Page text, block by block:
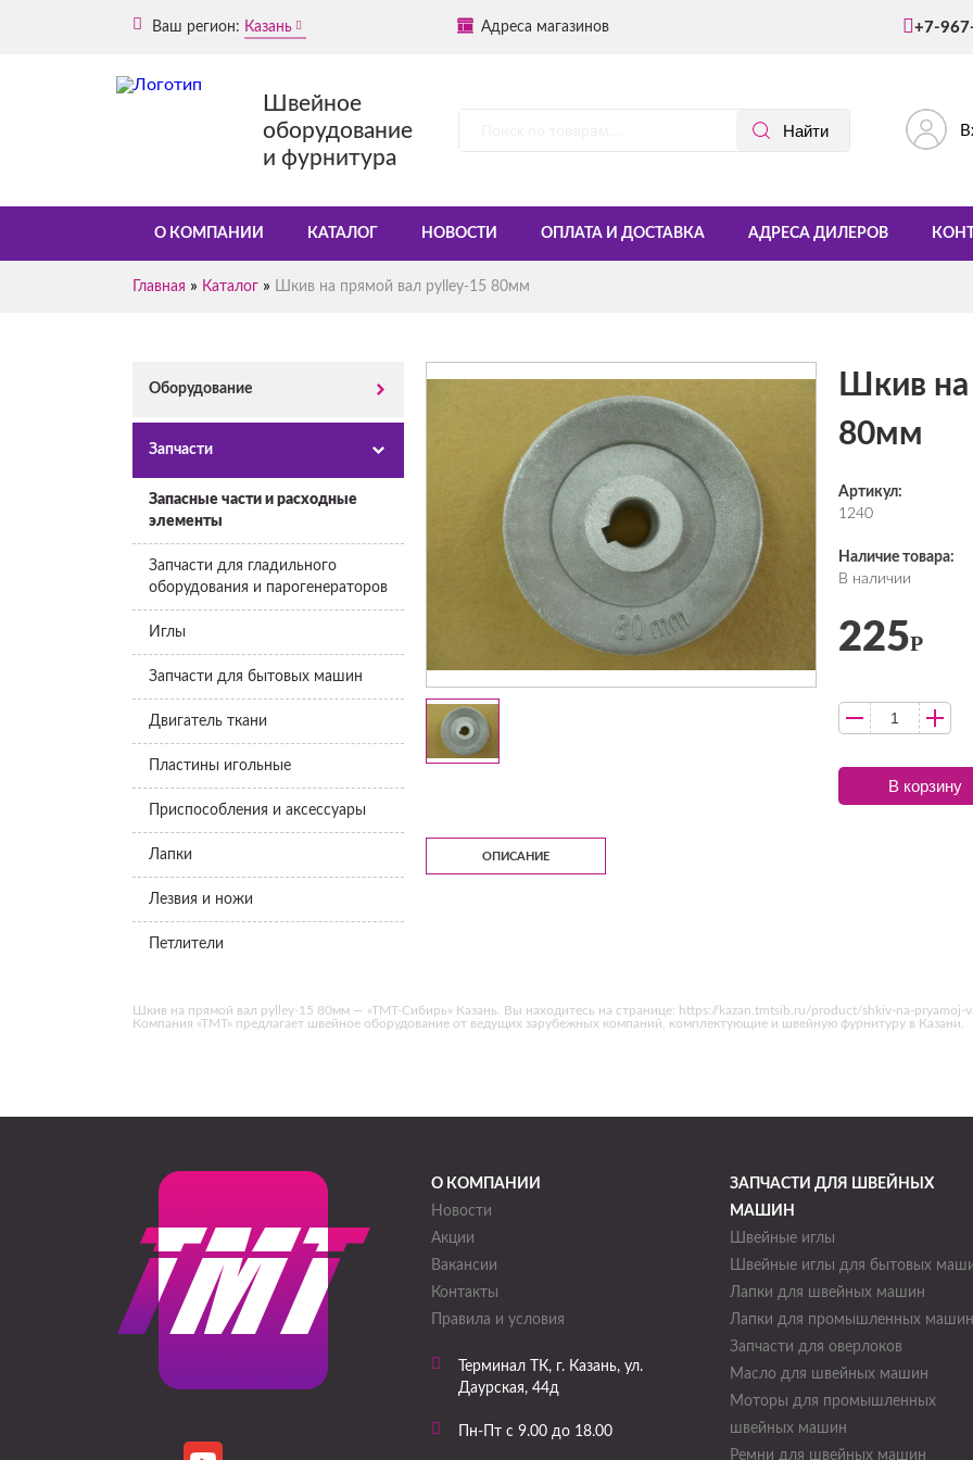
Ваш регион: Казань Адреса магазинов +7-
Швейное
оборудование
и фурнитура
О КОМПАНИИ КАТАЛОГ НОВОСТИ ОПЛАТА И ДОСТАВКА АДРЕСА ДИЛЕРОВ
Главная » Каталог » Шкив на прямой вал pylley-15 80мм
Оборудование
Запчасти
Запасные части и расходные
элементы
Запчасти для гладильного
оборудования и парогенераторов
Иглы
Запчасти для бытовых машин
Двигатель ткани
Пластины игольные
Приспособления и аксессуары
Лапки
Лезвия и ножи
Петлители
Шкив
80мм
Артикул:
1240
Наличие товара:
В наличии
225Р
В корзину
ОПИСАНИЕ
Шкив на прямой вал pylley-15 80мм — «ТМТ-Сибирь» Казань. Вы находитесь на странице: https://kazan.tmtsib.ru/product/shkiv-na-pryamoj-
Компания «ТМТ» предлагает швейное оборудование от ведущих зарубежных компаний, комплектующие и швейную фурнитуру в Казани.
О КОМПАНИИ
Новости
Акции
Вакансии
Контакты
Правила и условия
Терминал ТК, г. Казань, ул.
Даурская, 44д
Пн-Пт с 9.00 до 18.00
ЗАПЧАСТИ ДЛЯ ШВЕЙНЫХ
МАШИН
Швейные иглы
Швейные иглы для бытовых
Лапки для швейных машин
Лапки для промышленных машин
Запчасти для оверлоков
Масло для швейных машин
Моторы для промышленных
швейных машин
Ремни для швейных машин